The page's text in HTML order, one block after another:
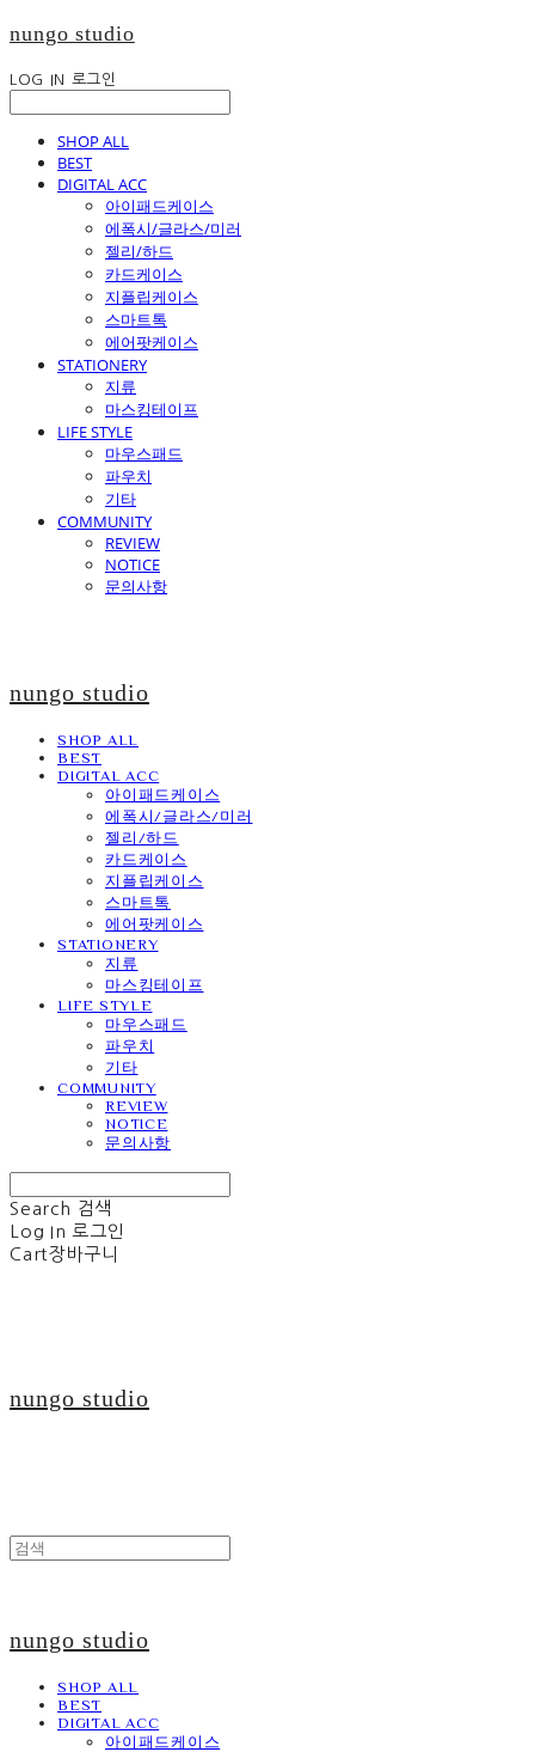
nungo studio
LOG IN 로그인
SHOP ALL
BEST
DIGITAL ACC
아이패드케이스
에폭시/글라스/미러
젤리/하드
카드케이스
지플립케이스
스마트톡
에어팟케이스
STATIONERY
지류
마스킹테이프
LIFE STYLE
마우스패드
파우치
기타
COMMUNITY
REVIEW
NOTICE
문의사항
nungo studio
SHOP ALL
BEST
DIGITAL ACC
아이패드케이스
에폭시/글라스/미러
젤리/하드
카드케이스
지플립케이스
스마트톡
에어팟케이스
STATIONERY
지류
마스킹테이프
LIFE STYLE
마우스패드
파우치
기타
COMMUNITY
REVIEW
NOTICE
문의사항
Search 검색
Log In 로그인
Cart장바구니
nungo studio
nungo studio
SHOP ALL
BEST
DIGITAL ACC
아이패드케이스